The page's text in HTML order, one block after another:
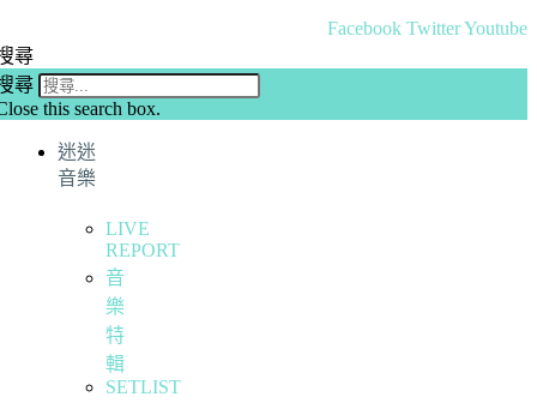
Facebook TwitterYoutube
尋
尋
this search box.
迷迷
音樂
LIVE
REPORT
音
樂
特
輯
SETLIST